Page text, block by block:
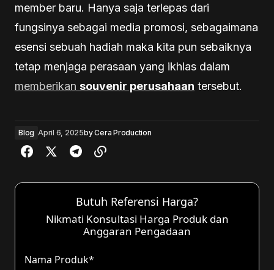
member baru. Hanya saja terlepas dari
fungsinya sebagai media promosi, sebagaimana
esensi sebuah hadiah maka kita pun sebaiknya
tetap menjaga perasaan yang ikhlas dalam
memberikan souvenir perusahaan tersebut.
Blog April 6, 2025byCera Production